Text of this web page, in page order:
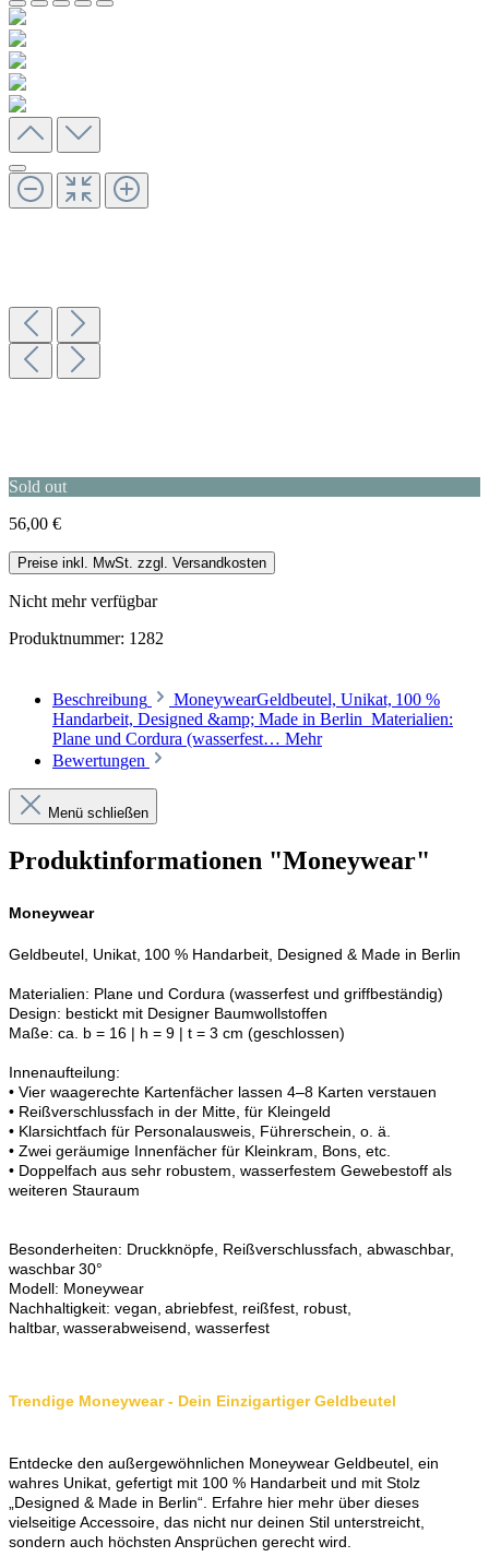
Sold out
56,00 €
Preise inkl. MwSt. zzgl. Versandkosten
Nicht mehr verfügbar
Produktnummer: 1282
Beschreibung
MoneywearGeldbeutel, Unikat, 100 %
Handarbeit, Designed &amp; Made in Berlin Materialien:
Plane und Cordura (wasserfest… Mehr
Bewertungen
Menü schließen
Produktinformationen "Moneywear"
Moneywear
Geldbeutel, Unikat, 100 % Handarbeit, Designed & Made in Berlin
Materialien: Plane und Cordura (wasserfest und griffbeständig)
Design: bestickt mit Designer Baumwollstoffen
Maße: ca. b = 16 | h = 9 | t = 3 cm (geschlossen)
Innenaufteilung:
• Vier waagerechte Kartenfächer lassen 4–8 Karten verstauen
• Reißverschlussfach in der Mitte, für Kleingeld
• Klarsichtfach für Personalausweis, Führerschein, o. ä.
• Zwei geräumige Innenfächer für Kleinkram, Bons, etc.
• Doppelfach aus sehr robustem, wasserfestem Gewebestoff als
weiteren Stauraum
Besonderheiten: Druckknöpfe, Reißverschlussfach, abwaschbar,
waschbar 30°
Modell: Moneywear
Nachhaltigkeit: vegan, abriebfest, reißfest, robust,
haltbar, wasserabweisend, wasserfest
Trendige Moneywear - Dein Einzigartiger Geldbeutel
Entdecke den außergewöhnlichen Moneywear Geldbeutel, ein
wahres Unikat, gefertigt mit 100 % Handarbeit und mit Stolz
„Designed & Made in Berlin“. Erfahre hier mehr über dieses
vielseitige Accessoire, das nicht nur deinen Stil unterstreicht,
sondern auch höchsten Ansprüchen gerecht wird.